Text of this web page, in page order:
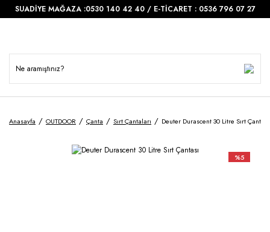
SUADİYE MAĞAZA :0530 140 42 40 / E-TİCARET : 0536 796 07 27
Anasayfa OUTDOOR Çanta Sırt Çantaları Deuter Durascent 30 Litre Sırt Çantası
%5